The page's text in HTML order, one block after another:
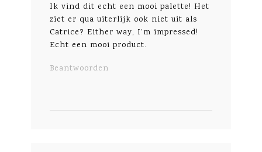
Ik vind dit echt een mooi palette! Het
ziet er qua uiterlijk ook niet uit als
Catrice? Either way, I’m impressed!
Echt een mooi product.
Beantwoorden